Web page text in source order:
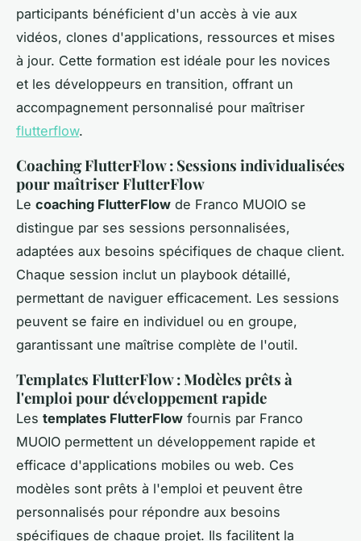
participants bénéficient d'un accès à vie aux
vidéos, clones d'applications, ressources et mises
à jour. Cette formation est idéale pour les novices
et les développeurs en transition, offrant un
accompagnement personnalisé pour maîtriser
flutterflow.
Coaching FlutterFlow : Sessions individualisées
pour maîtriser FlutterFlow
Le coaching FlutterFlow de Franco MUOIO se
distingue par ses sessions personnalisées,
adaptées aux besoins spécifiques de chaque client.
Chaque session inclut un playbook détaillé,
permettant de naviguer efficacement. Les sessions
peuvent se faire en individuel ou en groupe,
garantissant une maîtrise complète de l'outil.
Templates FlutterFlow : Modèles prêts à
l'emploi pour développement rapide
Les templates FlutterFlow fournis par Franco
MUOIO permettent un développement rapide et
efficace d'applications mobiles ou web. Ces
modèles sont prêts à l'emploi et peuvent être
personnalisés pour répondre aux besoins
spécifiques de chaque projet. Ils facilitent la